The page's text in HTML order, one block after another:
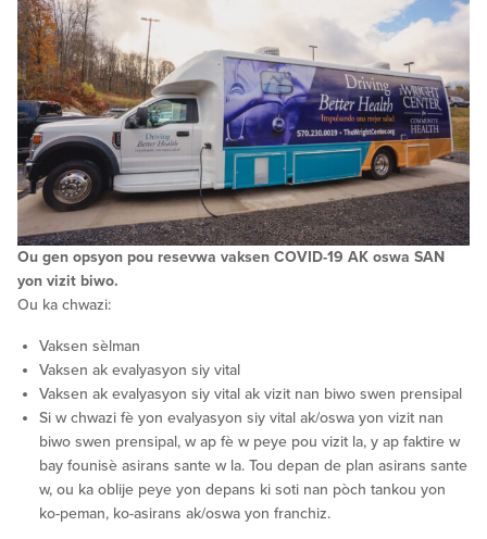
Ou gen opsyon pou resevwa vaksen COVID-19 AK oswa SAN
yon vizit biwo.
Ou ka chwazi:
Vaksen sèlman
Vaksen ak evalyasyon siy vital
Vaksen ak evalyasyon siy vital ak vizit nan biwo swen prensipal
Si w chwazi fè yon evalyasyon siy vital ak/oswa yon vizit nan
biwo swen prensipal, w ap fè w peye pou vizit la, y ap faktire w
bay founisè asirans sante w la. Tou depan de plan asirans sante
w, ou ka oblije peye yon depans ki soti nan pòch tankou yon
ko-peman, ko-asirans ak/oswa yon franchiz.